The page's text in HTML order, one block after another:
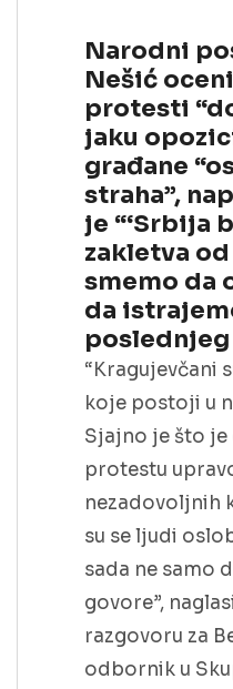
Narodni
Nešić
protesti
jaku
građane
straha”,
je “‘Srbija
zakletva
smemo da
da
poslednjeg
“Kragujevčani
koje postoji u
Sjajno je što
protestu
nezadovoljnih
su se ljudi
sada ne samo
govore”,
razgovoru za
odbornik u